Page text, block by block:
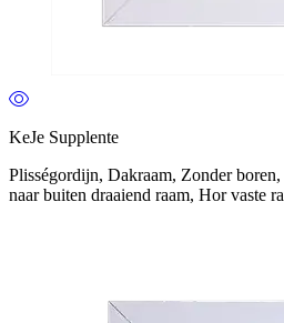
KeJe Supplente
Plisségordijn, Dakraam, Zonder
naar buiten draaiend raam, Hor vaste